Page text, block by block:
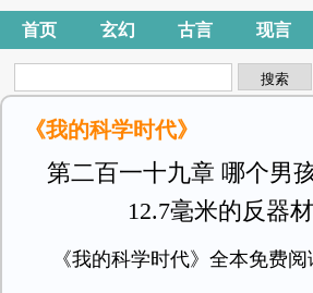
首页 玄幻 古言 现言
《我的科学时代》
第二百一十九章 哪个男
12.7毫米的反器
《我的科学时代》全本免费阅